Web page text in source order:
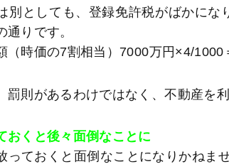
別としても、登録免許税がばかに
りです。
（時価の7割相当）7000万円×4/1000
罰則があるわけではなく、不動産を
おくと後々面倒なことに
っておくと面倒なことになりかねま